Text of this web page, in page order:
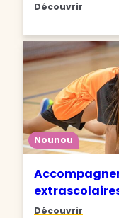
Découvrir
Nounou
Découvrir